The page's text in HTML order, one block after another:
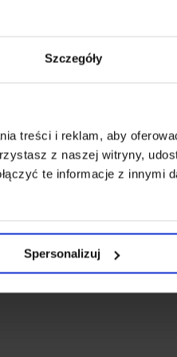
Szczegóły
treści i reklam, aby
z naszej witryny,
te informacje z innymi
Spersonalizuj